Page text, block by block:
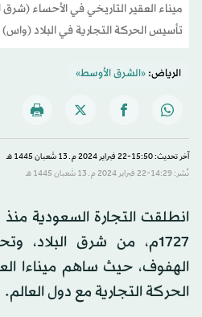
ميناء العقير التاريخي في الأحساء
تأسيس الحركة التجارية في البلاد (واس)
الرياض:«الشرق الأوسط»
آخر تحديث: 15:50-22 فبراير 2024 م ـ 13 شَعبان 1445 هـ
نُشر: 14:29-22 فبراير 2024 م ـ 13 شَعبان 1445 هـ
انطلقت التجارة السعودية
1727م، من شرق البلاد،
الهفوف، حيث ساهم ميناءا
الحركة التجارية مع دول العالم.